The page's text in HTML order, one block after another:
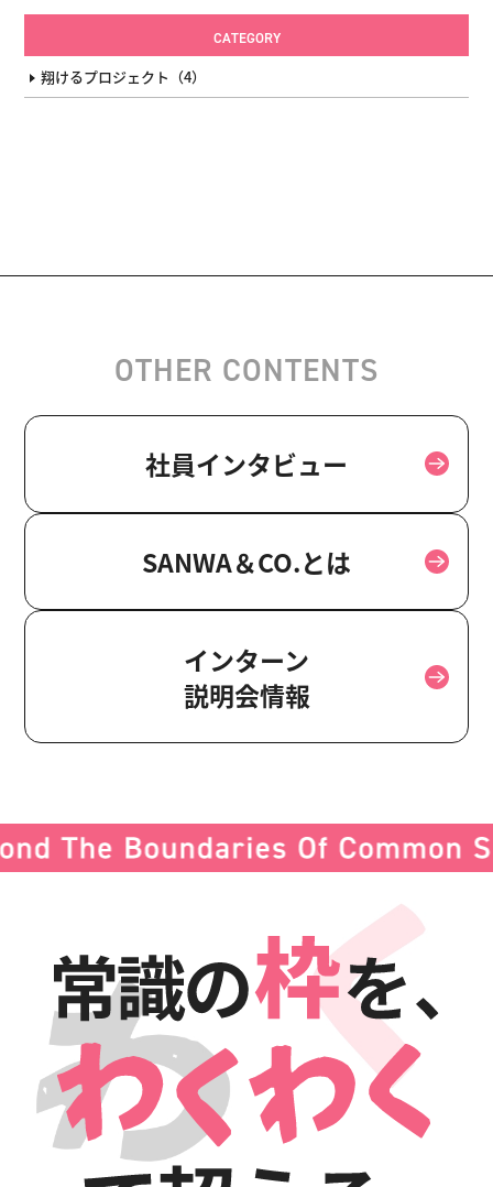
CATEGORY
翔けるプロジェクト（4）
OTHER CONTENTS
社員インタビュー
SANWA＆CO.とは
インターン
説明会情報